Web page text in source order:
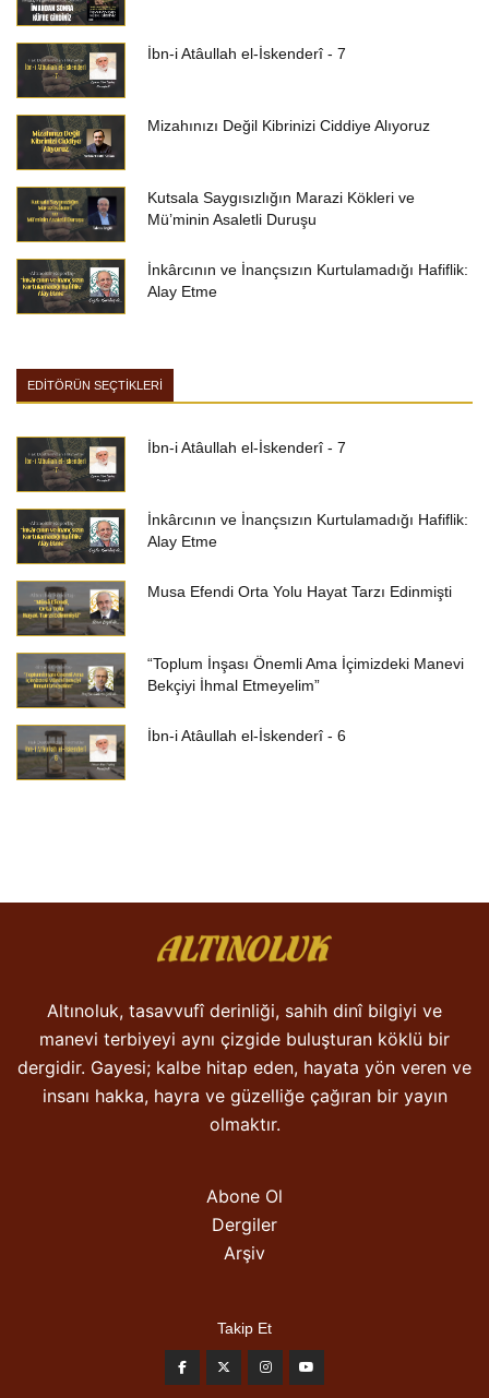
İbn-i Atâullah el-İskenderî - 7
Mizahınızı Değil Kibrinizi Ciddiye Alıyoruz
Kutsala Saygısızlığın Marazi Kökleri ve
Mü’minin Asaletli Duruşu
İnkârcının ve İnançsızın Kurtulamadığı Hafiflik:
Alay Etme
EDİTÖRÜN SEÇTİKLERİ
İbn-i Atâullah el-İskenderî - 7
İnkârcının ve İnançsızın Kurtulamadığı Hafiflik:
Alay Etme
Musa Efendi Orta Yolu Hayat Tarzı Edinmişti
“Toplum İnşası Önemli Ama İçimizdeki Manevi
Bekçiyi İhmal Etmeyelim”
İbn-i Atâullah el-İskenderî - 6
Altınoluk, tasavvufî derinliği, sahih dinî bilgiyi ve
manevi terbiyeyi aynı çizgide buluşturan köklü bir
dergidir. Gayesi; kalbe hitap eden, hayata yön veren ve
insanı hakka, hayra ve güzelliğe çağıran bir yayın
olmaktır.
Abone Ol
Dergiler
Arşiv
Takip Et